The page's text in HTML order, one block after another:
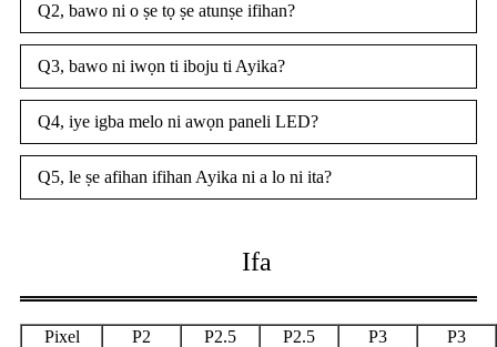
Q2, bawo ni o ṣe tọ ṣe atunṣe ifihan?
Q3, bawo ni iwọn ti iboju ti Ayika?
Q4, iye igba melo ni awọn paneli LED?
Q5, le ṣe afihan ifihan Ayika ni a lo ni ita?
Ifa
Pixel P2 P2.5 P2.5 P3
P3